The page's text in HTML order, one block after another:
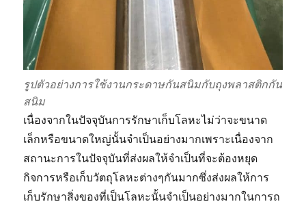
รูปตัวอย่างการใช้งานกระดาษกันสนิมกับถุงพลาสติกกัน
สนิม
เนื่องจากในปัจจุบันการรักษาเก็บโลหะไม่ว่าจะขนาด
เล็กหรือขนาดใหญ่นั้นจำเป็นอย่างมากเพราะเนื่องจาก
สถานะการในปัจจุบันที่ส่งผลให้จำเป็นที่จะต้องหยุด
กิจการหรือเก็บวัตถุโลหะต่างๆกันมากซึ่งส่งผลให้การ
เก็บรักษาสิ่งของที่เป็นโลหะนั้นจำเป็นอย่างมากในการถ